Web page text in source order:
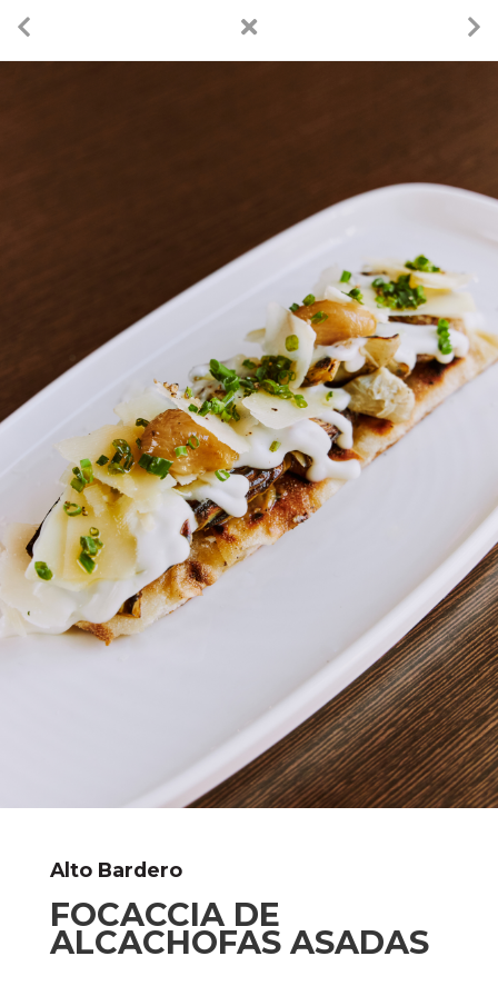
Alto Bardero
FOCACCIA DE
ALCACHOFAS ASADAS